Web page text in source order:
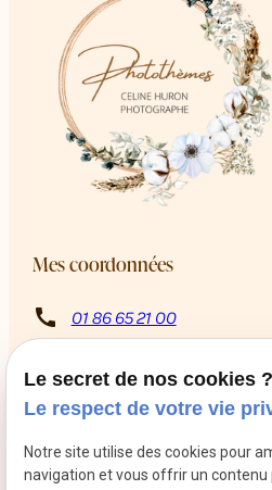
Mes coordonnées
call 01 86 65 21 00
8 Rue Rabutin Chantal
13009 Marseille
Du mardi au samedi de 10h
Retrouvez-moi sur les réseaux
Le secret de nos cookies ?
Le respect de votre vie
Notre site utilise des cookies pour
navigation et vous offrir un contenu